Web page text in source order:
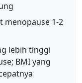
menopause 1-2
lebih tinggi
BMI yang